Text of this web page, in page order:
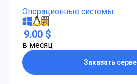
Операционные системы
9.00 $
в месяц
Заказать